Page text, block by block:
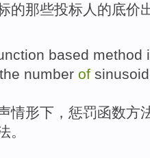
的那些投标人 的底价
based method
the number of sinusoid
情形下， 惩罚函数方
。